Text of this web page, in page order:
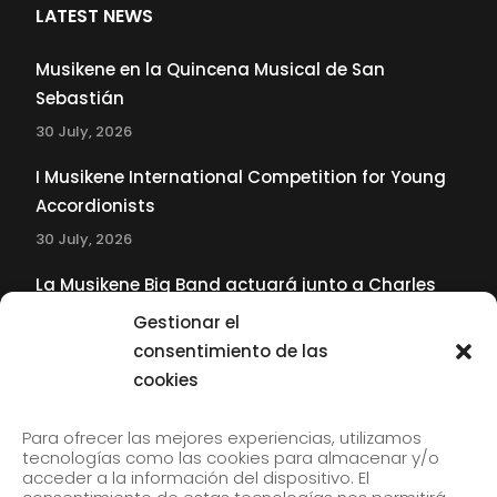
Gestionar el
consentimiento de las
cookies
Para ofrecer las mejores experiencias, utilizamos
tecnologías como las cookies para almacenar y/o
acceder a la información del dispositivo. El
LATEST NEWS
Musikene en la Quincena Musical de San
Sebastián
30 July, 2026
I Musikene International Competition for Young
Accordionists
30 July, 2026
La Musikene Big Band actuará junto a Charles
Tolliver en el 61 Jazzaldia